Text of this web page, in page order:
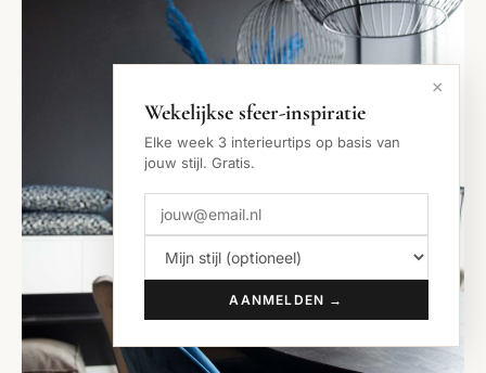
×
Wekelijkse sfeer-inspiratie
Elke week 3 interieurtips op basis van
jouw stijl. Gratis.
AANMELDEN →